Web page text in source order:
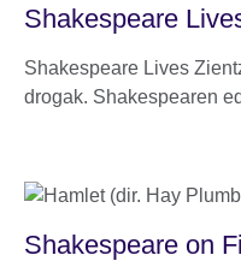
Shakespeare
Shakespeare Lives
drogak. Shakespearen
Shakespeare on